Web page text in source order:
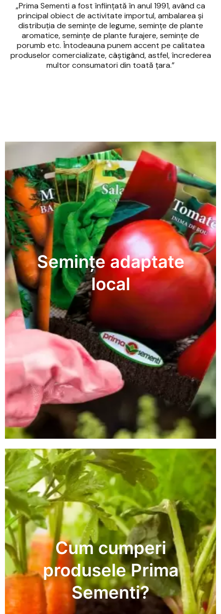
„Prima Sementi a fost înființată în anul 1991, având ca
principal obiect de activitate importul, ambalarea și
distribuția de semințe de legume, semințe de plante
aromatice, semințe de plante furajere, semințe de
porumb etc. Întodeauna punem accent pe calitatea
produselor comercializate, câștigând, astfel, încrederea
multor consumatori din toată țara.”
Semințe adaptate
local
Cum cumperi
produsele Prima
Sementi?